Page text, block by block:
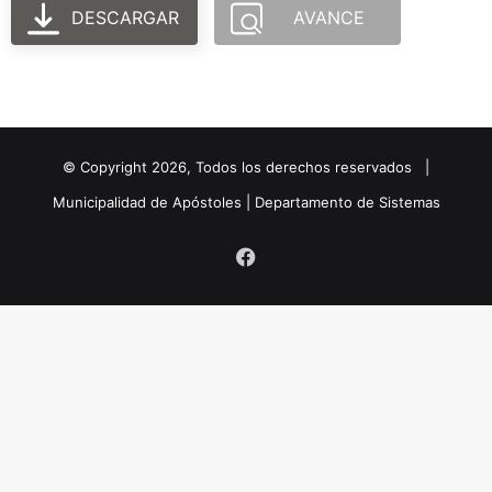
DESCARGAR AVANCE
© Copyright 2026, Todos los derechos reservados |
Municipalidad de Apóstoles | Departamento de Sistemas
Facebook